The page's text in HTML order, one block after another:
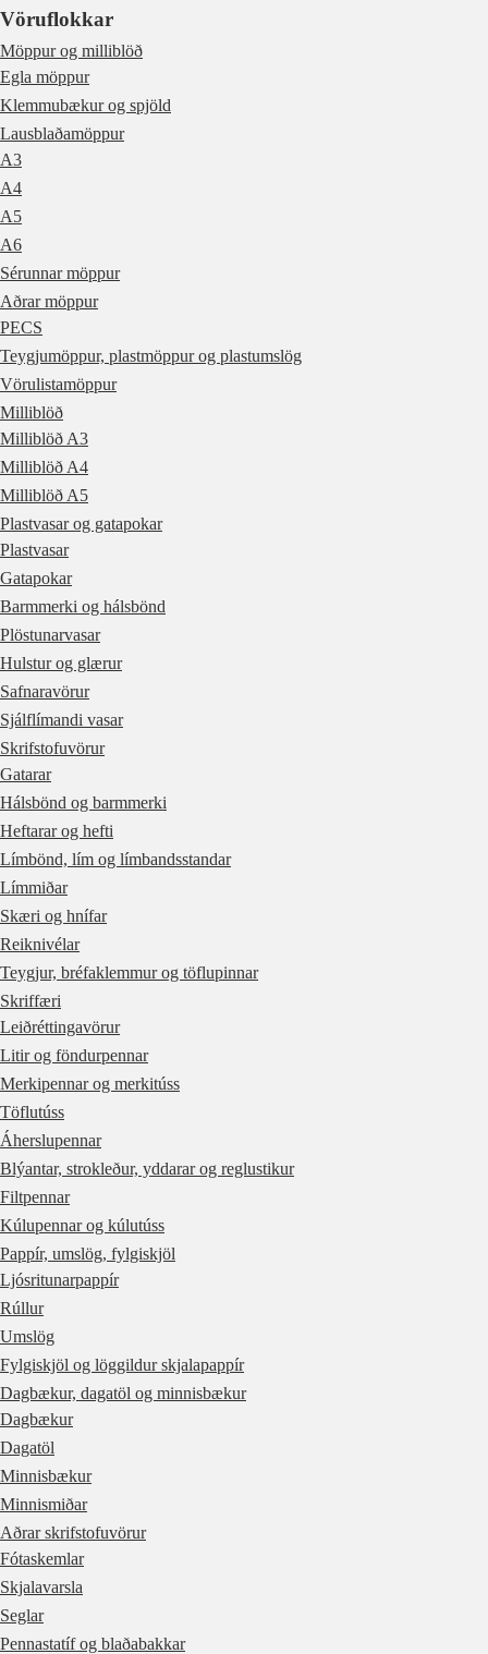
Vöruflokkar
Möppur og milliblöð
Egla möppur
Klemmubækur og spjöld
Lausblaðamöppur
A3
A4
A5
A6
Sérunnar möppur
Aðrar möppur
PECS
Teygjumöppur, plastmöppur og plastumslög
Vörulistamöppur
Milliblöð
Milliblöð A3
Milliblöð A4
Milliblöð A5
Plastvasar og gatapokar
Plastvasar
Gatapokar
Barmmerki og hálsbönd
Plöstunarvasar
Hulstur og glærur
Safnaravörur
Sjálflímandi vasar
Skrifstofuvörur
Gatarar
Hálsbönd og barmmerki
Heftarar og hefti
Límbönd, lím og límbandsstandar
Límmiðar
Skæri og hnífar
Reiknivélar
Teygjur, bréfaklemmur og töflupinnar
Skriffæri
Leiðréttingavörur
Litir og föndurpennar
Merkipennar og merkitúss
Töflutúss
Áherslupennar
Blýantar, strokleður, yddarar og reglustikur
Filtpennar
Kúlupennar og kúlutúss
Pappír, umslög, fylgiskjöl
Ljósritunarpappír
Rúllur
Umslög
Fylgiskjöl og löggildur skjalapappír
Dagbækur, dagatöl og minnisbækur
Dagbækur
Dagatöl
Minnisbækur
Minnismiðar
Aðrar skrifstofuvörur
Fótaskemlar
Skjalavarsla
Seglar
Pennastatíf og blaðabakkar